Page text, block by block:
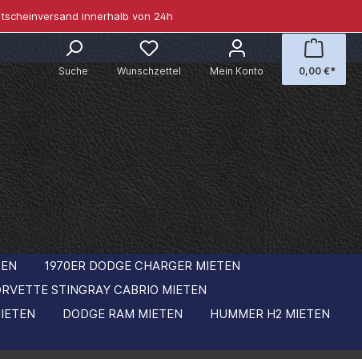
innerhalb von 24h
Suche Wunschzettel Mein Konto 0,00 €*
1970ER DODGE CHARGER MIETEN
STINGRAY CABRIO MIETEN
DODGE RAM MIETEN
HUMMER H2 MIETEN